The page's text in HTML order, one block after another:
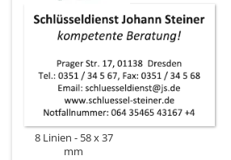
8 Linien
58 x 37
mm